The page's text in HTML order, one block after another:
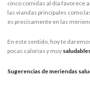
cinco comidas al día favorece
las viandas principales como
es precisamente en las
En este sentido, hoy te
pocas calorías y muy
Sugerencias de meriendas